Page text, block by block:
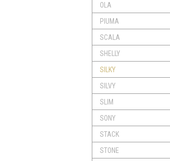
OLA
PIUMA
SCALA
SHELLY
SILKY
SILVY
SLIM
SONY
STACK
STONE